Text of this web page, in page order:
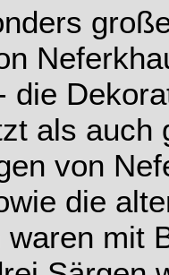
die
als auch
von
die
waren mit